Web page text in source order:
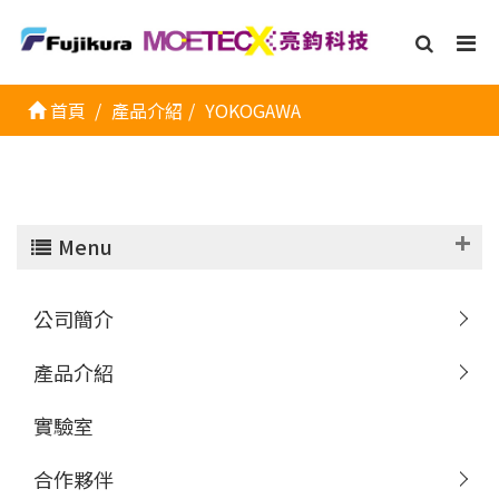
首頁 產品介紹 YOKOGAWA
Menu
公司簡介
產品介紹
實驗室
合作夥伴